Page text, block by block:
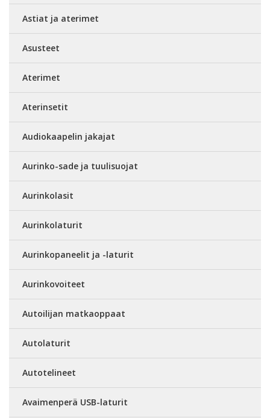
Astiat ja aterimet
Asusteet
Aterimet
Aterinsetit
Audiokaapelin jakajat
Aurinko-sade ja tuulisuojat
Aurinkolasit
Aurinkolaturit
Aurinkopaneelit ja -laturit
Aurinkovoiteet
Autoilijan matkaoppaat
Autolaturit
Autotelineet
Avaimenperä USB-laturit